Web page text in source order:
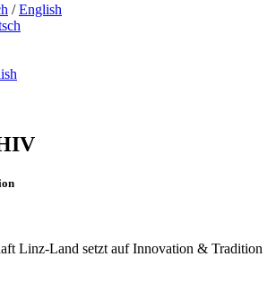
/English
Linz-Land setzt auf Innovation & Tradition